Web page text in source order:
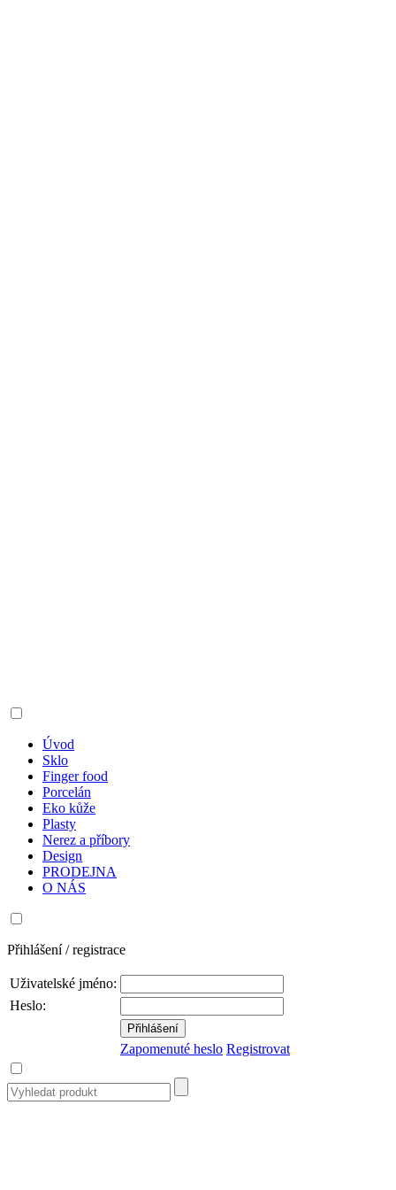
Úvod
Sklo
Finger food
Porcelán
Eko kůže
Plasty
Nerez a příbory
Design
PRODEJNA
O NÁS
Přihlášení / registrace
Uživatelské jméno:
Heslo:
Zapomenuté heslo Registrovat